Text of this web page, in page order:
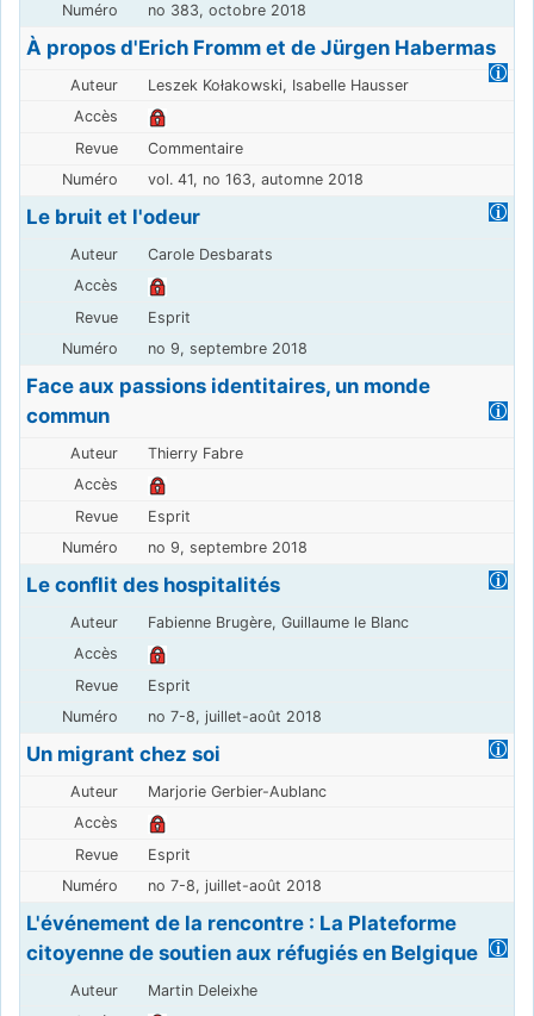
no 383, octobre 2018
À propos d'Erich Fromm et de Jürgen Habermas
Leszek Kołakowski, Isabelle Hausser
Commentaire
vol. 41, no 163, automne 2018
Le bruit et l'odeur
Carole Desbarats
Esprit
no 9, septembre 2018
Face aux passions identitaires, un monde
commun
Thierry Fabre
Esprit
no 9, septembre 2018
Le conflit des hospitalités
Fabienne Brugère, Guillaume le Blanc
Esprit
no 7-8, juillet-août 2018
Un migrant chez soi
Marjorie Gerbier-Aublanc
Esprit
no 7-8, juillet-août 2018
L'événement de la rencontre : La Plateforme
citoyenne de soutien aux réfugiés en Belgique
Martin Deleixhe